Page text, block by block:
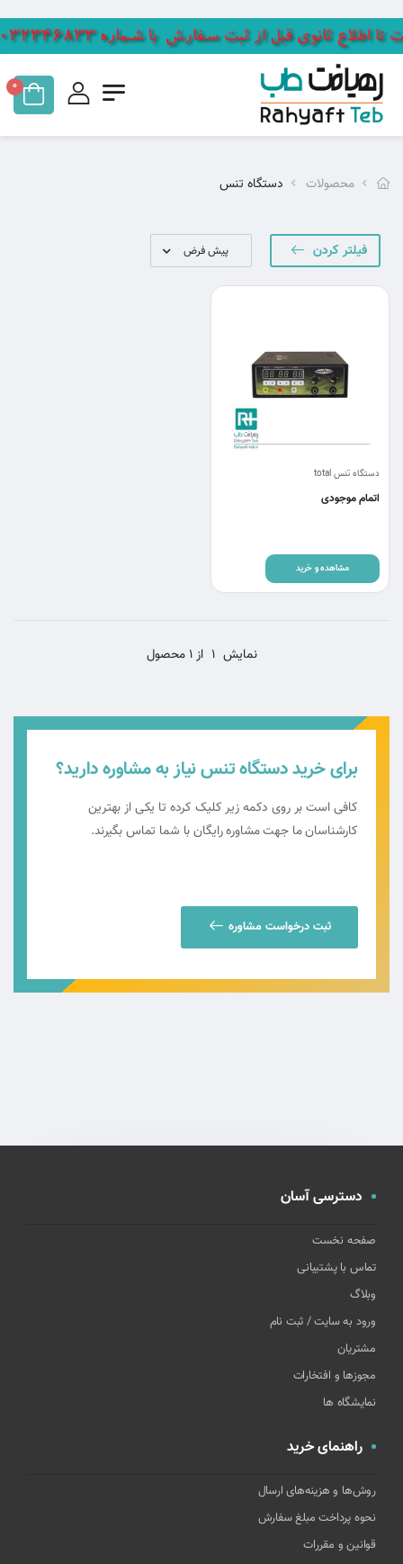
0
محصولات دستگاه تنس
فیلتر کردن
دستگاه تنس total
اتمام موجودی
مشاهده و خرید
نمایش 1 از 1 محصول
برای خرید دستگاه تنس نیاز به مشاوره دارید؟
کافی است بر روی دکمه زیر کلیک کرده تا یکی از بهترین
کارشناسان ما جهت مشاوره رایگان با شما تماس بگیرند.
ثبت درخواست مشاوره
دسترسی آسان
صفحه نخست
تماس با پشتیبانی
وبلاگ
ورود به سایت / ثبت نام
مشتریان
مجوزها و افتخارات
نمایشگاه ها
راهنمای خرید
روش‌ها و هزینه‌های ارسال
نحوه پرداخت مبلغ سفارش
قوانین و مقررات